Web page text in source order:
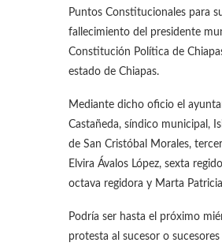
Puntos Constitucionales para
fallecimiento del presidente
Constitución Política de
estado de Chiapas.
Mediante dicho oficio el
Castañeda, síndico municipal,
de San Cristóbal Morales,
Elvira Ávalos López, sexta
octava regidora y Marta
Podría ser hasta el próximo
protesta al sucesor o